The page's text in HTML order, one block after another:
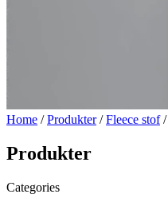
Home /Produkter/Fleece stof/
Produkter
Categories